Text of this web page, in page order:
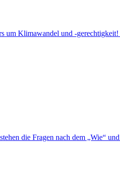
Klimawandel und -
die Fragen nach dem „Wie“